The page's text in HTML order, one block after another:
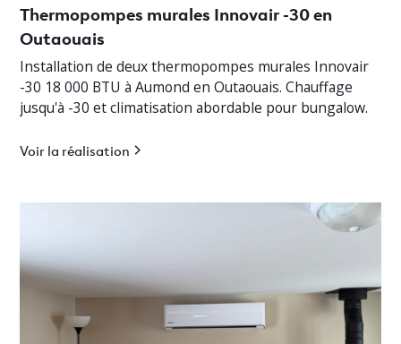
Thermopompes murales Innovair -30 en
Outaouais
Installation de deux thermopompes murales Innovair
-30 18 000 BTU à Aumond en Outaouais. Chauffage
jusqu'à -30 et climatisation abordable pour bungalow.
Voir la réalisation